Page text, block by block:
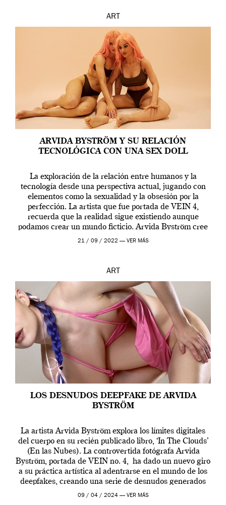
ART
ARVIDA BYSTRÖM Y SU RELACIÓN
TECNOLÓGICA CON UNA SEX DOLL
La exploración de la relación entre humanos y la
tecnología desde una perspectiva actual, jugando con
elementos como la sexualidad y la obsesión por la
perfección. La artista que fue portada de VEIN 4,
recuerda que la realidad sigue existiendo aunque
podamos crear un mundo ficticio. Arvida Byström cree
que los humanos tienen un complejo […]
21 / 09 / 2022 — VER MÁS
ART
LOS DESNUDOS DEEPFAKE DE ARVIDA
BYSTRÖM
La artista Arvida Byström explora los límites digitales
del cuerpo en su recién publicado libro, ‘In The Clouds’
(En las Nubes). La controvertida fotógrafa Arvida
Byström, portada de VEIN no. 4, ha dado un nuevo giro
a su práctica artística al adentrarse en el mundo de los
deepfakes, creando una serie de desnudos generados
por […]
09 / 04 / 2024 — VER MÁS